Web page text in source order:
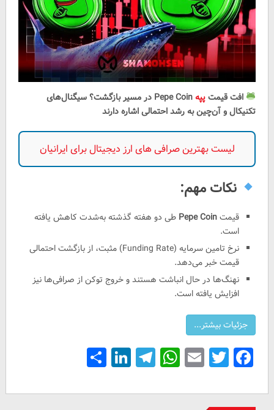
افت قیمتپپه
Pepe Coin در مسیر بازگشت؟ سیگنال‌های
تکنیکال و آن‌چین به رشد احتمالی اشاره دارند
لیست بهترین صرافی های ارز دیجیتال برای ایرانیان
نکات مهم:
قیمتPepe Coin طی دو هفته گذشته به‌شدت کاهش یافته
است.
نرخ تامین سرمایه (Funding Rate) مثبت، از بازگشت احتمالی
قیمت خبر می‌دهد.
نهنگ‌ها در حال انباشت هستند و خروج توکن از صرافی‌ها نیز
افزایش یافته است.
Facebook
Twitter
Email
WhatsApp
Telegram
LinkedIn
Share